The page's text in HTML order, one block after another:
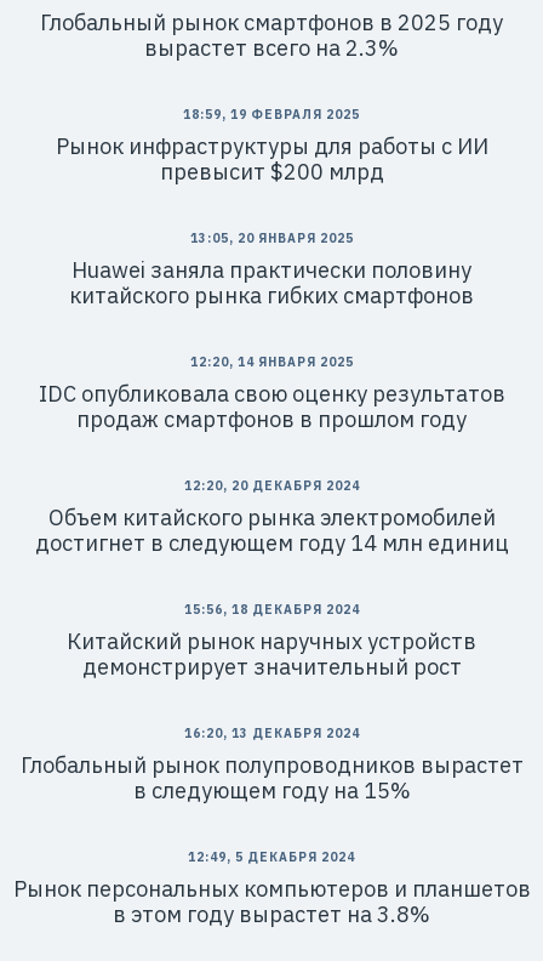
Глобальный рынок смартфонов в 2025 году
вырастет всего на 2.3%
18:59, 19 ФЕВРАЛЯ 2025
Рынок инфраструктуры для работы с ИИ
превысит $200 млрд
13:05, 20 ЯНВАРЯ 2025
Huawei заняла практически половину
китайского рынка гибких смартфонов
12:20, 14 ЯНВАРЯ 2025
IDC опубликовала свою оценку результатов
продаж смартфонов в прошлом году
12:20, 20 ДЕКАБРЯ 2024
Объем китайского рынка электромобилей
достигнет в следующем году 14 млн единиц
15:56, 18 ДЕКАБРЯ 2024
Китайский рынок наручных устройств
демонстрирует значительный рост
16:20, 13 ДЕКАБРЯ 2024
Глобальный рынок полупроводников вырастет
в следующем году на 15%
12:49, 5 ДЕКАБРЯ 2024
Рынок персональных компьютеров и планшетов
в этом году вырастет на 3.8%